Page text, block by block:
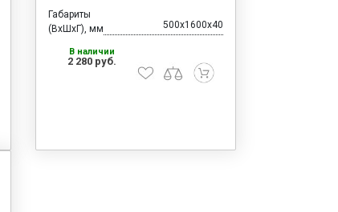
Габариты
(ВхШхГ), мм
500x1600x40
В наличии
2 280 руб.